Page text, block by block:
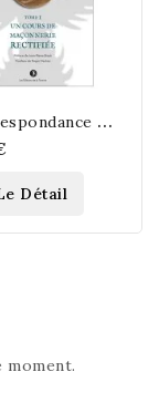
L
a correspondance maçonnique échangée par J.B. Willermoz et Cl.F. Achard Tome I
Détail
moment.